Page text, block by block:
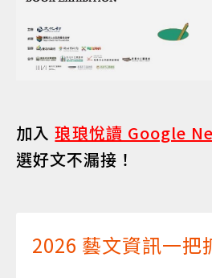
加入琅琅悅讀 Google
選好文不漏接！
2026 藝文資訊一把